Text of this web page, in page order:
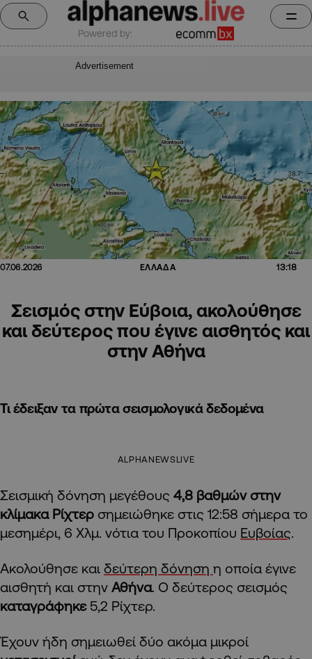
Powered by:
Advertisement
07.06.2026 ΕΛΛΑΔΑ 13:18
Σεισμός στην Εύβοια, ακολούθησε
και δεύτερος που έγινε αισθητός και
στην Αθήνα
Τι έδειξαν τα πρώτα σεισμολογικά δεδομένα
ALPHANEWSLIVE
Σεισμική δόνηση μεγέθους 4,8 βαθμών στην
κλίμακα Ρίχτερ σημειώθηκε στις 12:58 σήμερα το
μεσημέρι, 6 Χλμ. νότια του Προκοπίου Ευβοίας.
Ακολούθησε και δεύτερη δόνηση η οποία έγινε
αισθητή και στην Αθήνα. Ο δεύτερος σεισμός
καταγράφηκε 5,2 Ρίχτερ.
Έχουν ήδη σημειωθεί δύο ακόμα μικροί